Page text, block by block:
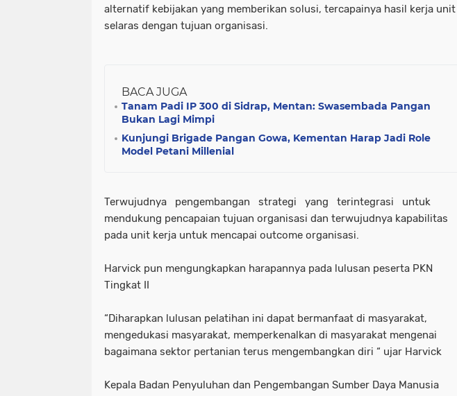
alternatif kebijakan yang memberikan solusi, tercapainya hasil kerja unit
selaras dengan tujuan organisasi.
BACA JUGA
Tanam Padi IP 300 di Sidrap, Mentan: Swasembada Pangan
Bukan Lagi Mimpi
Kunjungi Brigade Pangan Gowa, Kementan Harap Jadi Role
Model Petani Millenial
Terwujudnya pengembangan strategi yang terintegrasi untuk
mendukung pencapaian tujuan organisasi dan terwujudnya kapabilitas
pada unit kerja untuk mencapai outcome organisasi.
Harvick pun mengungkapkan harapannya pada lulusan peserta PKN
Tingkat II
“Diharapkan lulusan pelatihan ini dapat bermanfaat di masyarakat,
mengedukasi masyarakat, memperkenalkan di masyarakat mengenai
bagaimana sektor pertanian terus mengembangkan diri “ ujar Harvick
Kepala Badan Penyuluhan dan Pengembangan Sumber Daya Manusia